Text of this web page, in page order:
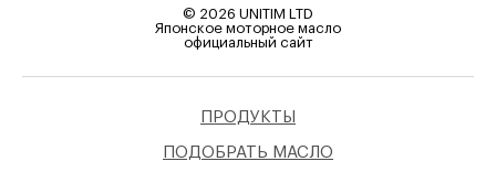
© 2026 UNITIM LTD
Японское моторное масло
официальный сайт
ПРОДУКТЫ
ПОДОБРАТЬ МАСЛО